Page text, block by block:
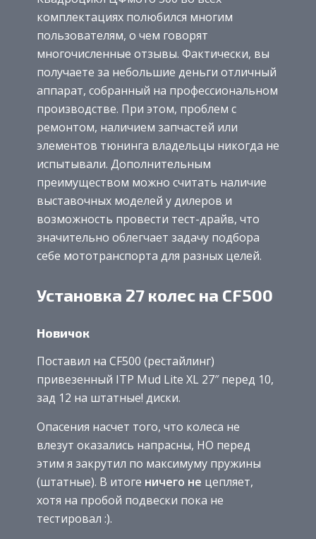
комплектациях полюбился многим
пользователям, о чем говорят
многочисленные отзывы. Фактически, вы
получаете за небольшие деньги отличный
аппарат, собранный на профессиональном
производстве. При этом, проблем с
ремонтом, наличием запчастей или
элементов тюнинга владельцы никогда не
испытывали. Дополнительным
преимуществом можно считать наличие
выставочных моделей у дилеров и
возможность провести тест-драйв, что
значительно облегчает задачу подбора
себе мототранспорта для разных целей.
Установка 27 колес на CF500
Новичок
Поставил на CF500 (рестайлинг)
привезенный ITP Mud Lite XL 27″ перед 10,
зад 12 на штатные! диски.
Опасения насчет того, что колеса не
влезут оказались напрасны, НО перед
этим я закрутил по максимуму пружины
(штатные). В итоге ничего не цепляет,
хотя на пробой подвески пока не
тестировал :).